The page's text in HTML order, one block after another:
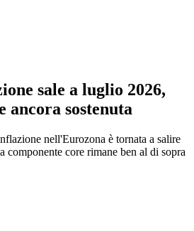
sale a luglio 2026,
ancora sostenuta
nell'Eurozona è tornata a salire
componente core rimane ben al di sopra